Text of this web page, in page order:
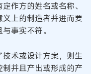
作方的姓名或名称、
上的制造者并进而要
事实不符。
术或设计方案，则生
并且产出或形成的产